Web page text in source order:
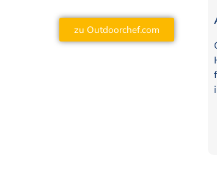
zu Outdoorchef.com